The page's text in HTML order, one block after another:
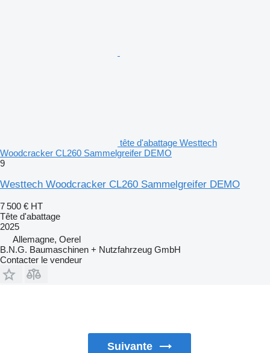
tête d'abattage Westtech
Woodcracker CL260 Sammelgreifer DEMO
9
Westtech Woodcracker CL260 Sammelgreifer DEMO
7 500 € HT
Tête d'abattage
2025
Allemagne, Oerel
B.N.G. Baumaschinen + Nutzfahrzeug GmbH
Contacter le vendeur
Suivante